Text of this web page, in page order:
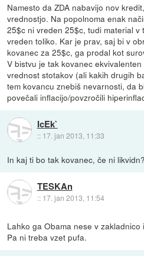
Namesto da ZDA nabavijo nov
vrednostjo. Na popolnoma enak
25$c ni vreden 25$c, tudi material v
vreden toliko. Kar je prav, saj bi v
kovanec za 25$c, ga prodal kot
V bistvu je tak kovanec
vrednost stotakov (ali kakih drugih
tem kovancu znebiš nevarnosti, da
povečali inflacijo/povzročili
IcEk`
:: 17. jan 2013, 11:33
In kaj ti bo tak kovanec, če ni likvidn?
TESKAn
:: 17. jan 2013, 11:54
Lahko ga Obama nese v
Pa ni treba vzet pufa.